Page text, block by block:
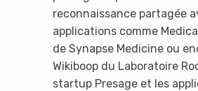
reconnaissance partagée
applications comme
de Synapse Medicine ou
Wikiboop du Laboratoire
startup Presage et les